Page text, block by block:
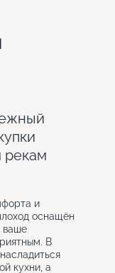
рекам
и
оснащён
ваше
В
кухни, а